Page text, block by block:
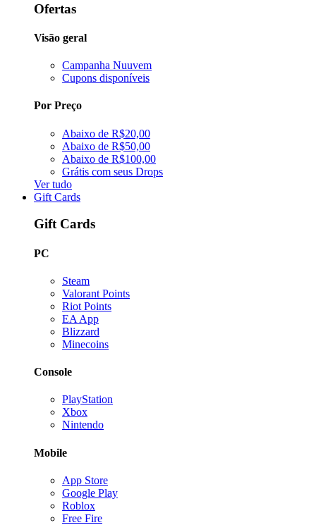
Ofertas
Visão geral
Campanha Nuuvem
Cupons disponíveis
Por Preço
Abaixo de R$20,00
Abaixo de R$50,00
Abaixo de R$100,00
Grátis com seus Drops
Ver tudo
Gift Cards
Gift Cards
PC
Steam
Valorant Points
Riot Points
EA App
Blizzard
Minecoins
Console
PlayStation
Xbox
Nintendo
Mobile
App Store
Google Play
Roblox
Free Fire